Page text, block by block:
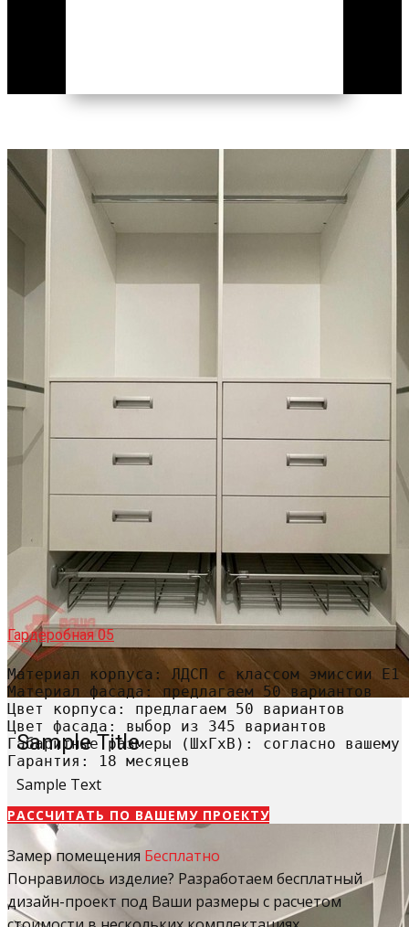
Sample Title
Sample Text
Гардеробная 05
Материал корпуса: ЛДСП с классом эмиссии Е1
Материал фасада: предлагаем 50 вариантов
Цвет корпуса: предлагаем 50 вариантов
Цвет фасада: выбор из 345 вариантов
Габаритные размеры (ШхГхВ): согласно вашему
Гарантия: 18 месяцев
РАССЧИТАТЬ​ ПО ВАШЕМУ ПРОЕКТУ
Замер помещения Бесплатно
Понравилось изделие? Разработаем бесплатный
дизайн-проект под Ваши размеры с расчетом